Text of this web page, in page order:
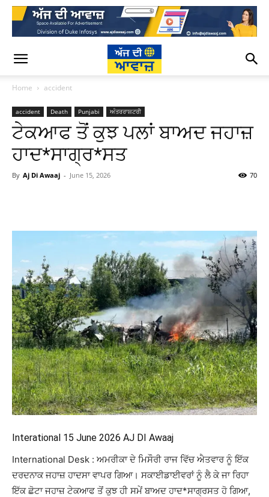
Home accident
accident Death Punjabi ਅੰਤਰਰਾਸ਼ਟਰੀ
ਟੇਕਆਫ ਤੋਂ ਕੁਝ ਪਲਾਂ ਬਾਅਦ ਜਹਾਜ਼
ਹਾਦ*ਸਾਗ੍ਰ*ਸਤ
By Aj Di Awaaj - June 15, 2026 70
Interational 15 June 2026 AJ DI Awaaj
International Desk : ਅਮਰੀਕਾ ਦੇ ਮਿਸੌਰੀ ਰਾਜ ਵਿੱਚ ਐਤਵਾਰ ਨੂੰ ਇੱਕ
ਦਰਦਨਾਕ ਜਹਾਜ਼ ਹਾਦਸਾ ਵਾਪਰ ਗਿਆ। ਸਕਾਈਡਾਈਵਰਾਂ ਨੂੰ ਲੈ ਕੇ ਜਾ ਰਿਹਾ
ਇੱਕ ਛੋਟਾ ਜਹਾਜ਼ ਟੇਕਆਫ ਤੋਂ ਕੁਝ ਹੀ ਸਮੇਂ ਬਾਅਦ ਹਾਦ*ਸਾਗ੍ਰਸਤ ਹੋ ਗਿਆ,